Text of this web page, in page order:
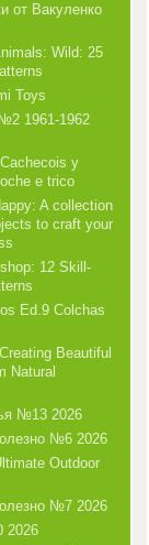
от Вакуленко
Wild: 25
Toys
1961-1962
у
e trico
A collection
to craft your
12 Skill-
Ed.9 Colchas
Beautiful
Natural
№13 2026
№6 2026
Outdoor
№7 2026
2026